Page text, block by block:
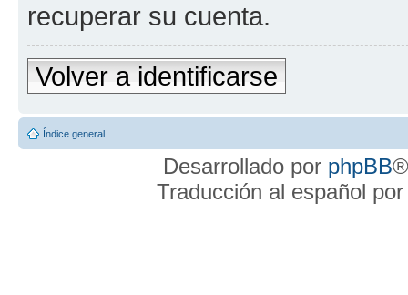
recuperar su cuenta.
Volver a identificarse
Índice general
Desarrollado por phpBB
Traducción al español